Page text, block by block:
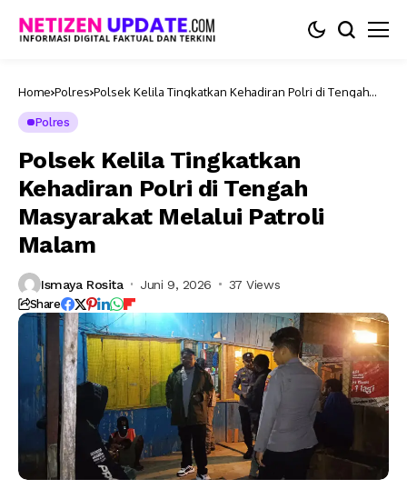
Home Polres Polsek Kelila Tingkatkan Kehadiran Polri di Tengah
Polres
Polsek Kelila Tingkatkan
Kehadiran Polri di Tengah
Masyarakat Melalui Patroli
Malam
Ismaya Rosita Juni 9, 2026 37 Views
Share